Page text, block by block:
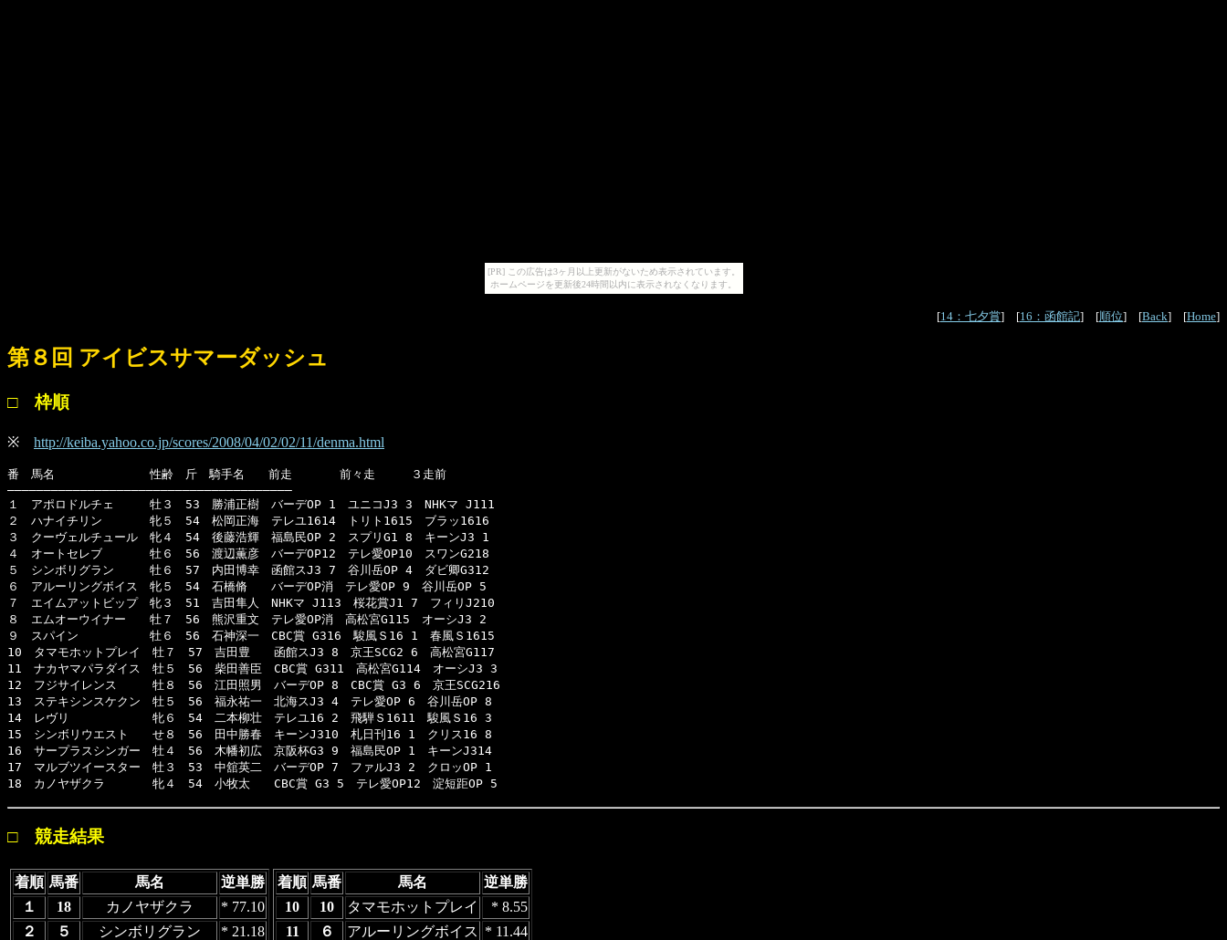
[PR] この広告は3ヶ月以上更新がないため表示されています。
ホームページを更新後24時間以内に表示されなくなります。
[14：七夕賞] [16：函館記] [順位] [Back] [Home]
第８回 アイビスサマーダッシュ
□ 枠順
※ http://keiba.yahoo.co.jp/scores/2008/04/02/02/11/denma.html
番　馬名　　　　　　　　性齢　斤　騎手名　　前走　　　　前々走　　　３走前
―――――――――――――――――――――――――――――――――――――――
１　アポロドルチェ　　　牡３　53　勝浦正樹　バーデOP 1　ユニコJ3 3　NHKマ J111
２　ハナイチリン　　　　牝５　54　松岡正海　テレユ1614　トリト1615　ブラッ1616
３　クーヴェルチュール　牝４　54　後藤浩輝　福島民OP 2　スプリG1 8　キーンJ3 1
４　オートセレブ　　　　牡６　56　渡辺薫彦　バーデOP12　テレ愛OP10　スワンG218
５　シンボリグラン　　　牡６　57　内田博幸　函館スJ3 7　谷川岳OP 4　ダビ卿G312
６　アルーリングボイス　牝５　54　石橋脩　　バーデOP消　テレ愛OP 9　谷川岳OP 5
７　エイムアットビップ　牝３　51　吉田隼人　NHKマ J113　桜花賞J1 7　フィリJ210
８　エムオーウイナー　　牡７　56　熊沢重文　テレ愛OP消　高松宮G115　オーシJ3 2
９　スパイン　　　　　　牡６　56　石神深一　CBC賞 G316　駿風Ｓ16 1　春風Ｓ1615
10　タマモホットプレイ　牡７　57　吉田豊　　函館スJ3 8　京王SCG2 6　高松宮G117
11　ナカヤマパラダイス　牡５　56　柴田善臣　CBC賞 G311　高松宮G114　オーシJ3 3
12　フジサイレンス　　　牡８　56　江田照男　バーデOP 8　CBC賞 G3 6　京王SCG216
13　ステキシンスケクン　牡５　56　福永祐一　北海スJ3 4　テレ愛OP 6　谷川岳OP 8
14　レヴリ　　　　　　　牝６　54　二本柳壮　テレユ16 2　飛騨Ｓ1611　駿風Ｓ16 3
15　シンボリウエスト　　せ８　56　田中勝春　キーンJ310　札日刊16 1　クリス16 8
16　サープラスシンガー　牡４　56　木幡初広　京阪杯G3 9　福島民OP 1　キーンJ314
17　マルブツイースター　牡３　53　中舘英二　バーデOP 7　ファルJ3 2　クロッOP 1
18　カノヤザクラ　　　　牝４　54　小牧太　　CBC賞 G3 5　テレ愛OP12　淀短距OP 5
□ 競走結果
着順 馬番 馬名
逆単勝
１
18 カノヤザクラ
* 77.10
２
５ シンボリグラン
* 21.18
着順 馬番 馬名
逆単勝
10
10 タマモホットプレイ
* 8.55
11
６ アルーリングボイス * 11.44